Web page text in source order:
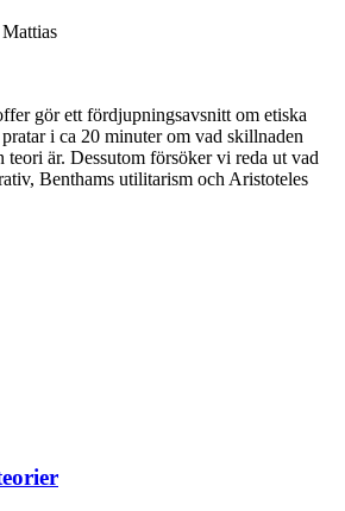
gör ett fördjupningsavsnitt om etiska
i ca 20 minuter om vad skillnaden
teori är. Dessutom försöker vi reda ut vad
Benthams utilitarism och Aristoteles